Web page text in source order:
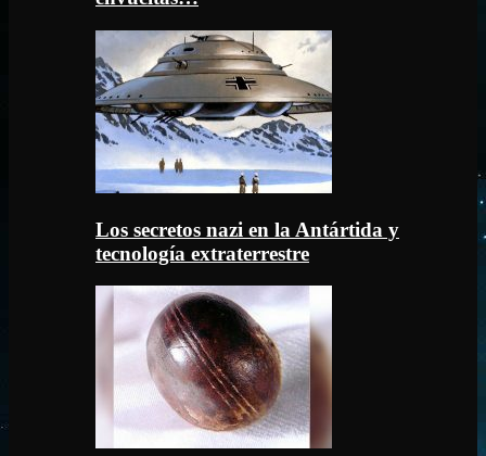
Los secretos nazi en la Antártida y
tecnología extraterrestre